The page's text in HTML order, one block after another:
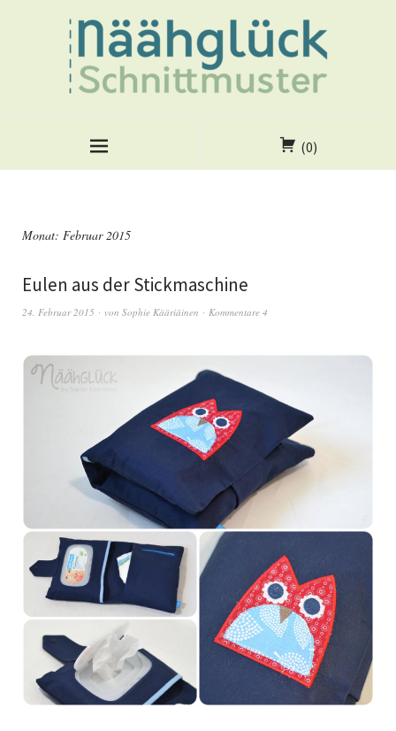
(0)
Monat: Februar 2015
Eulen aus der Stickmaschine
24. Februar 2015 von Sophie Kääriäinen Kommentare 4